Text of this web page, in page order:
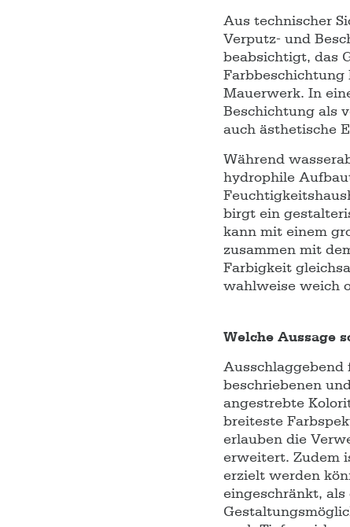
Aus technischer
Verputz- und
beabsichtigt, das
Farbbeschichtung
Mauerwerk. In
Beschichtung als
auch ästhetische
Während
hydrophile
birgt ein
kann mit einem
zusammen mit
Farbigkeit
wahlweise weich
Welche Aussage
Ausschlaggebend
beschriebenen
angestrebte
breiteste
erlauben die
erweitert. Zudem
erzielt werden
eingeschränkt,